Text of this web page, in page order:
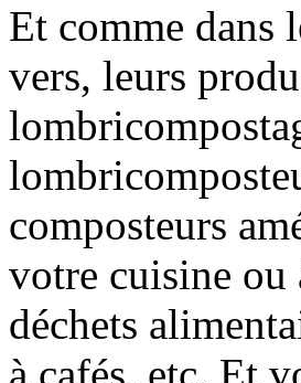
Et comme dans
vers, leurs
composteurs
votre cuisine ou
déchets
à cafés, etc. Et